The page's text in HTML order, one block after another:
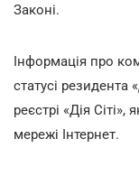
Законі.
Інформація про
статусі резидента
реєстрі «Дія
мережі Інтернет.